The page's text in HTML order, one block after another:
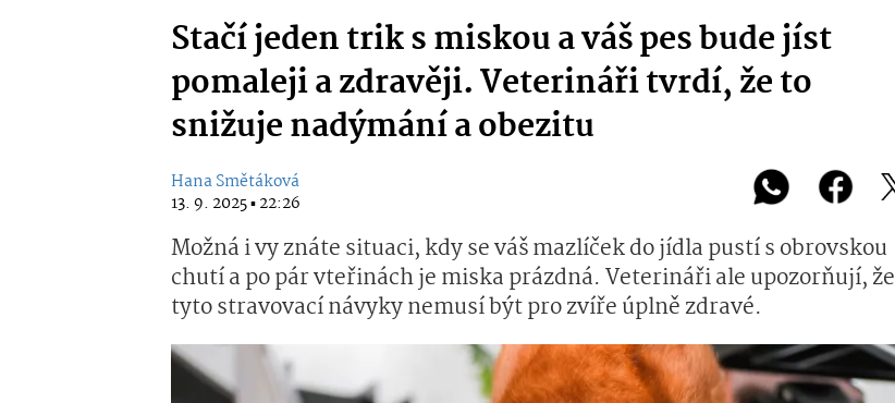
Stačí jeden trik s miskou a váš pes bude jíst
pomaleji a zdravěji. Veterináři tvrdí, že to
snižuje nadýmání a obezitu
Hana Smětáková
13. 9. 2025 ▪ 22:26
Možná i vy znáte situaci, kdy se váš mazlíček do jídla pustí s obrovskou
chutí a po pár vteřinách je miska prázdná. Veterináři ale upozorňují, že
tyto stravovací návyky nemusí být pro zvíře úplně zdravé.